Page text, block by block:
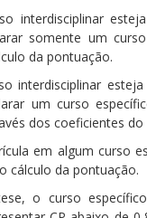
interdisciplinar
somente um
da pontuação.
interdisciplinar
um curso
dos coeficientes do
em algum curso
cálculo da pontuação.
o curso